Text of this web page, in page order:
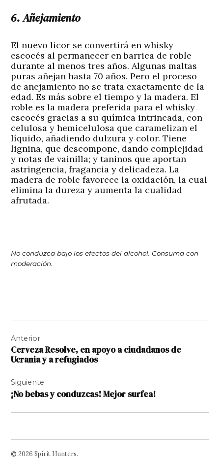
6. Añejamiento
El nuevo licor se convertirá en whisky
escocés al permanecer en barrica de roble
durante al menos tres años. Algunas maltas
puras añejan hasta 70 años. Pero el proceso
de añejamiento no se trata exactamente de la
edad. Es más sobre el tiempo y la madera. El
roble es la madera preferida para el whisky
escocés gracias a su química intrincada, con
celulosa y hemicelulosa que caramelizan el
líquido, añadiendo dulzura y color. Tiene
lignina, que descompone, dando complejidad
y notas de vainilla; y taninos que aportan
astringencia, fragancia y delicadeza. La
madera de roble favorece la oxidación, la cual
elimina la dureza y aumenta la cualidad
afrutada.
No conduzca bajo los efectos del alcohol. Consuma con
moderación.
de
entradas
Anterior
Cerveza Resolve, en apoyo a ciudadanos de
Ucrania y a refugiados
Siguiente
¡No bebas y conduzcas! Mejor surfea!
© 2026 Spirit Hunters.